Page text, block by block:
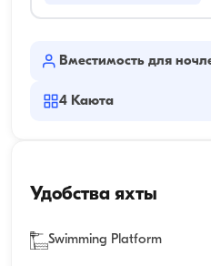
Вместимость для
4 Каюта
Удобства яхты
Swimming Platform